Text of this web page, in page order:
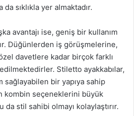
sıklıkla yer almaktadır.
avantajı ise, geniş bir kullanım
Düğünlerden iş görüşmelerine,
davetlere kadar birçok farklı
Stiletto ayakkabılar,
sağlayabilen bir yapıya sahip
kombin seçeneklerini büyük
da stil sahibi olmayı kolaylaştırır.